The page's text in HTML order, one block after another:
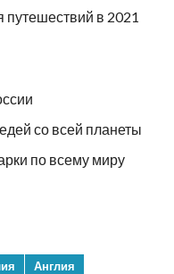
в 2021
со всей планеты
по всему миру
Англия